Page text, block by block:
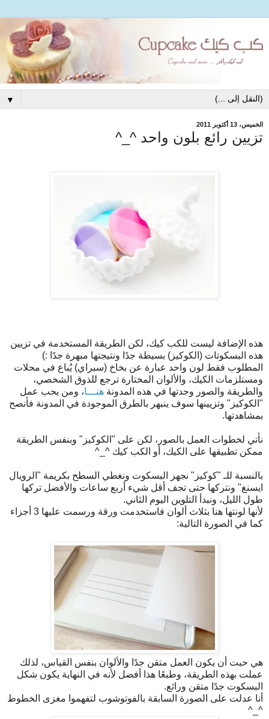
▼
الخميس، 13 أكتوبر 2011
تزيين رائع بلون واحد ^_^
هذه الإضافة ليست للكب كيك، لكن الطريقة المستخدمة في تزيين
هذه البسكوتات (الكوكيز) بسيطة جدًا ونتيجتها مبهرة جدًا :)
المطلوب فقط لون واحد عبارة عن بخاخ (سبراي) يُباع في محلات
ومستلزمات الكيك، والألوان المختارة ترجع للذوق الشخصي،
والطريقة والصور وجدتها في هذه المدونة هنـــا، ومن يحب عمل
"الكوكيز" وتزيينها سوف ينبهر بالطرق الموجودة في المدونة فأنصح
بمشاهدتها.
نأتي لخطوات العمل بالصور، لكن على "الكوكيز" وبنفس الطريقة
ممكن تطبيقها على الكيك، أو الكب كيك ^_^
بالنسبة للـ "كوكيز" نجهز البسكوت ونغطي السطح بكريمة "الرويال
ايسنغ" ونتركها حتى تجف أقل شيء أربع ساعات والأفضل تركها
طول الليل، ونبدأ التلوين اليوم الثاني.
لأنها لونتها هنا بثلاث ألوان فاستخدمت ورقة ورسمت عليها 3 أجزاء
كما في الصورة التالية:
هي حبت أن يكون العمل متقن جدًا والألوان بنفس القياس، لذلك
عملت بهذه الطريقة، وطبعًا هذا أفضل لأنه في النهاية يكون شكل
البسكوت جدًا متقن ورائع.
أنا عدلت على الصورة السابقة بالفوتوشوب لتفهموا مغزى الخطوط
^_^